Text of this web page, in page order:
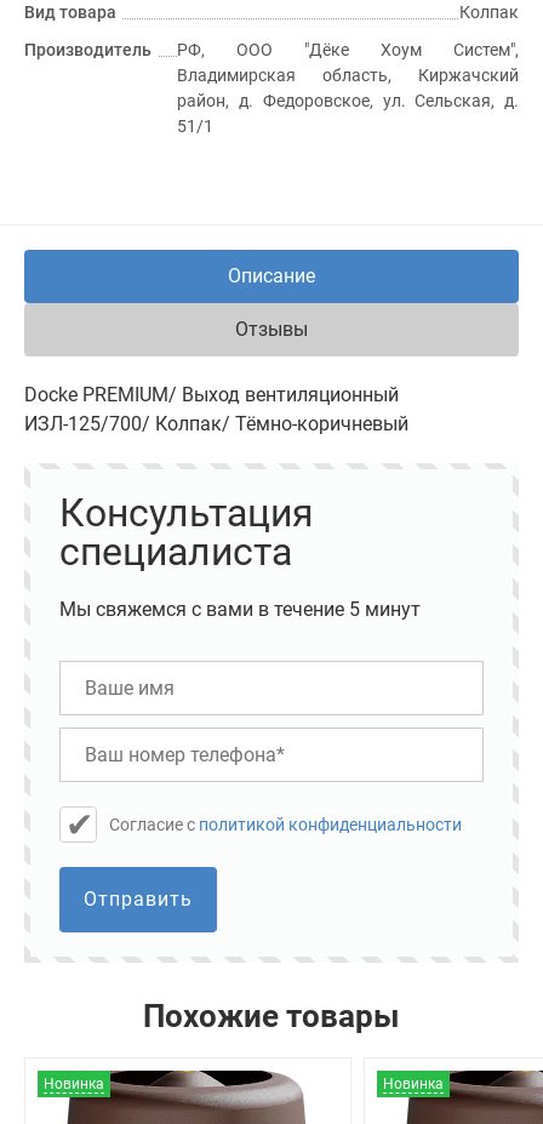
Вид товара
Колпак
Производитель
РФ, ООО "Дёке Хоум Систем",
Владимирская область, Киржачский
район, д. Федоровское, ул. Сельская, д.
51/1
Описание
Отзывы
Docke PREMIUM/ Выход вентиляционный
ИЗЛ-125/700/ Колпак/ Тёмно-коричневый
Консультация
специалиста
Мы свяжемся с вами в течение 5 минут
Cогласие с политикой конфиденциальности
Отправить
Похожие товары
Новинка Новинка